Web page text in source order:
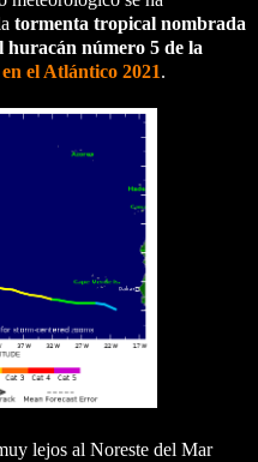
tormenta tropical nombrada
huracán número 5 de la
el Atlántico 2021.
lejos al Noreste del Mar